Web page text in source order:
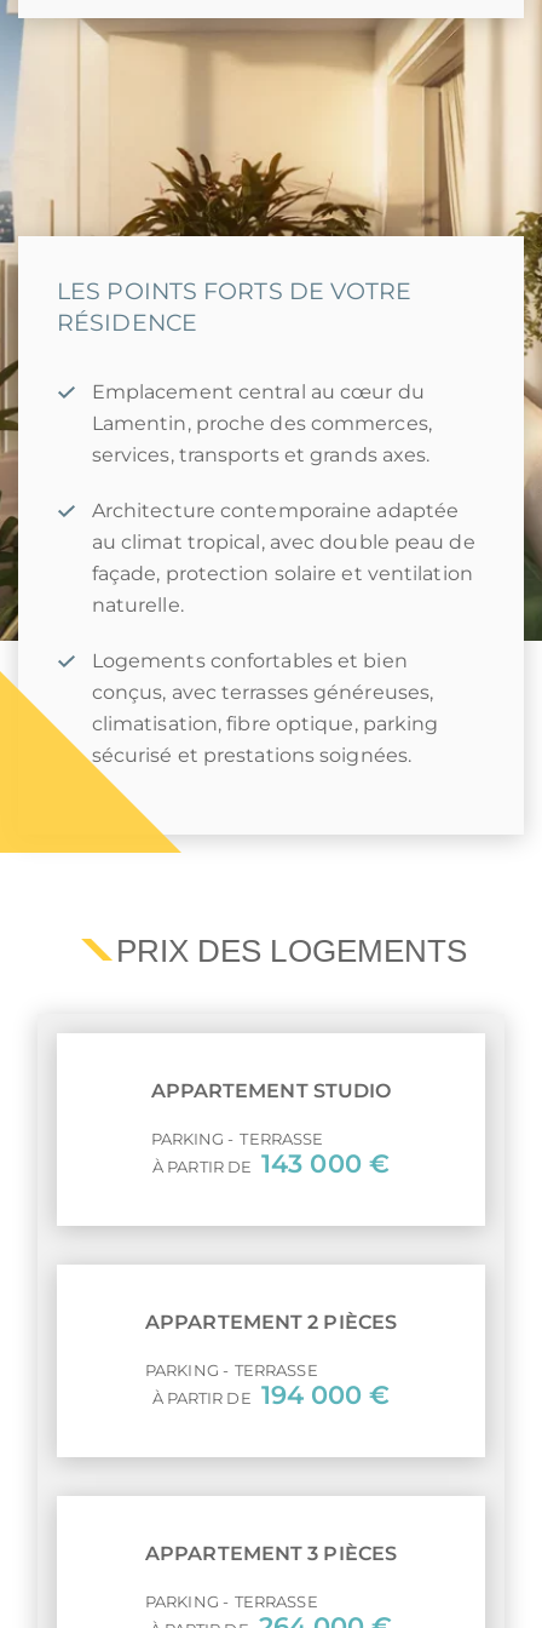
LES POINTS FORTS DE VOTRE
RÉSIDENCE
Emplacement central au cœur du
Lamentin, proche des commerces,
services, transports et grands axes.
Architecture contemporaine adaptée
au climat tropical, avec double peau de
façade, protection solaire et ventilation
naturelle.
Logements confortables et bien
conçus, avec terrasses généreuses,
climatisation, fibre optique, parking
sécurisé et prestations soignées.
PRIX DES LOGEMENTS
APPARTEMENT STUDIO
PARKING
TERRASSE
À PARTIR DE
143 000 €
APPARTEMENT 2 PIÈCES
PARKING
TERRASSE
À PARTIR DE 194 000 €
APPARTEMENT 3 PIÈCES
PARKING
TERRASSE